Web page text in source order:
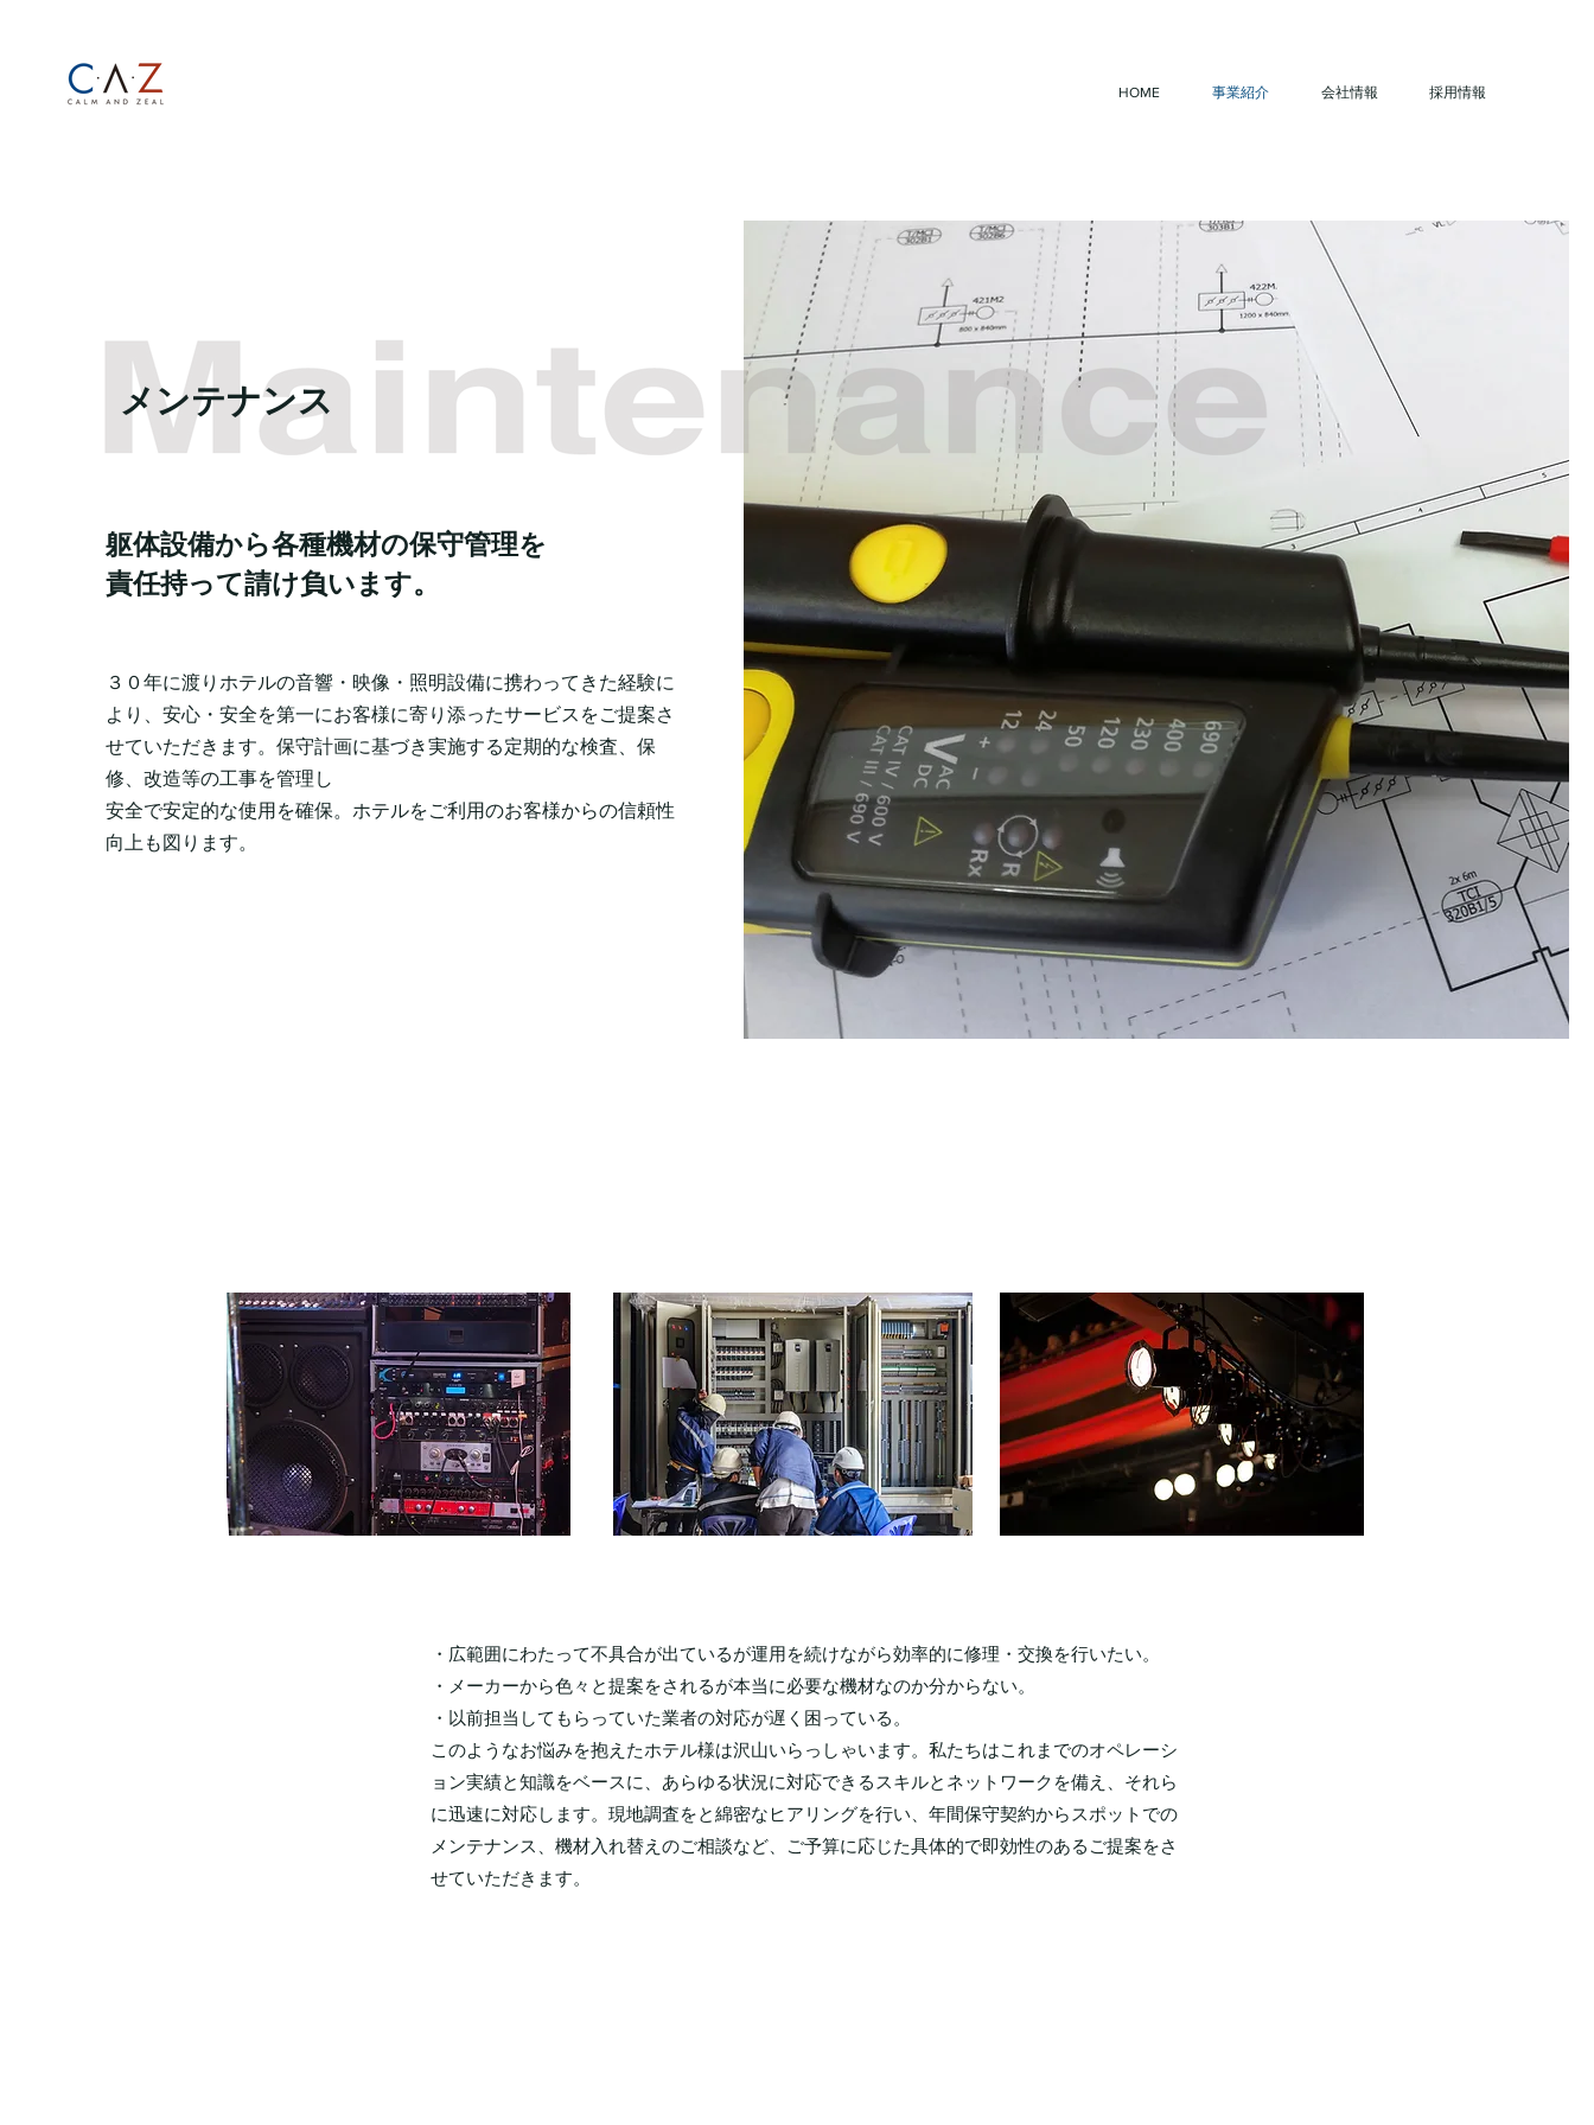
HOME 事業紹介 会社情報 採用情報
メンテナンス
躯体設備から各種機材の保守管理を
責任持って請け負います。
３０年に渡りホテルの音響・映像・照明設備に携わってきた経験に
より、 安心・安全を第一にお客様に寄り添ったサービスをご提案さ
せていただきます。 保守計画に基づき実施する定期的な検査、保
修、改造等の工事を管理し
安全で安定的な使用を確保。ホテルをご利用のお客様からの信頼性
向上も図ります。
・広範囲にわたって不具合が出ているが運用を続けながら効率的に修理・交換を行いたい。
・メーカーから色々と提案をされるが本当に必要な機材なのか分からない。
・以前担当してもらっていた業者の対応が遅く困っている。
このようなお悩みを抱えたホテル様は沢山いらっしゃいます。 私たちはこれまでのオペレーシ
ョン実績と知識をベースに、あらゆる状況に対応できるスキルとネットワークを備え、それら
に迅速に対応します。 現地調査をと綿密なヒアリングを行い、年間保守契約からスポットでの
メンテナンス、機材入れ替えのご相談など、
ご予算に応じた具体的で即効性のあるご提案をさ
せていただきます。